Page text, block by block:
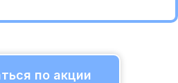
по акции